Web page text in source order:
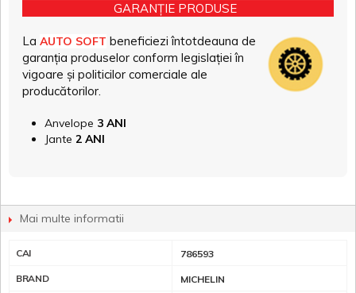
GARANȚIE PRODUSE
La AUTO SOFT beneficiezi întotdeauna de
garanția produselor conform legislației în
vigoare și politicilor comerciale ale
producătorilor.
Anvelope 3 ANI
Jante 2 ANI
Mai multe informatii
CAI 786593
BRAND MICHELIN